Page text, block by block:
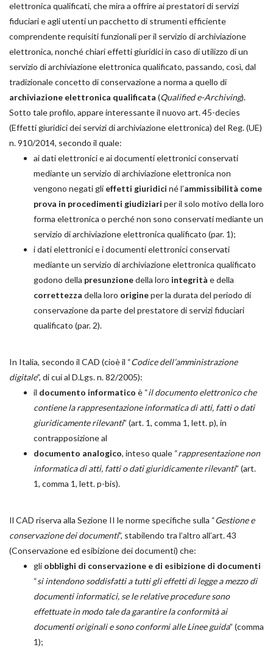
elettronica qualificati, che mira a offrire ai prestatori di servizi
fiduciari e agli utenti un pacchetto di strumenti efficiente
comprendente requisiti funzionali per il servizio di archiviazione
elettronica, nonché chiari effetti giuridici in caso di utilizzo di un
servizio di archiviazione elettronica qualificato, passando, così, dal
tradizionale concetto di conservazione a norma a quello di
archiviazione elettronica qualificata (Qualified e-Archiving).
Sotto tale profilo, appare interessante il nuovo art. 45-decies
(Effetti giuridici dei servizi di archiviazione elettronica) del Reg. (UE)
n. 910/2014, secondo il quale:
ai dati elettronici e ai documenti elettronici conservati
mediante un servizio di archiviazione elettronica non
vengono negati gli effetti giuridici né l’ammissibilità come
prova in procedimenti giudiziari per il solo motivo della loro
forma elettronica o perché non sono conservati mediante un
servizio di archiviazione elettronica qualificato (par. 1);
i dati elettronici e i documenti elettronici conservati
mediante un servizio di archiviazione elettronica qualificato
godono della presunzionedella loro integrità e della
correttezza della loro origineper la durata del periodo di
conservazione da parte del prestatore di servizi fiduciari
qualificato (par. 2).
In Italia, secondo il CAD (cioè il “Codice dell’amministrazione
digitale”, di cui al D.Lgs. n. 82/2005):
il documento informatico è “il documento elettronico che
contiene la rappresentazione informatica di atti, fatti o dati
giuridicamente rilevanti” (art. 1, comma 1, lett. p), in
contrapposizione al
documento analogico, inteso quale “rappresentazione non
informatica di atti, fatti o dati giuridicamente rilevanti” (art.
1, comma 1, lett. p-bis).
Il CAD riserva alla Sezione II le norme specifiche sulla “Gestione e
conservazione dei documenti”, stabilendo tra l’altro all’art. 43
(Conservazione ed esibizione dei documenti) che:
gli obblighi di conservazione e di esibizione di documenti
“si intendono soddisfatti a tutti gli effetti di legge a mezzo di
documenti informatici, se le relative procedure sono
effettuate in modo tale da garantire la conformità ai
documenti originali e sono conformi alle Linee guida” (comma
1);